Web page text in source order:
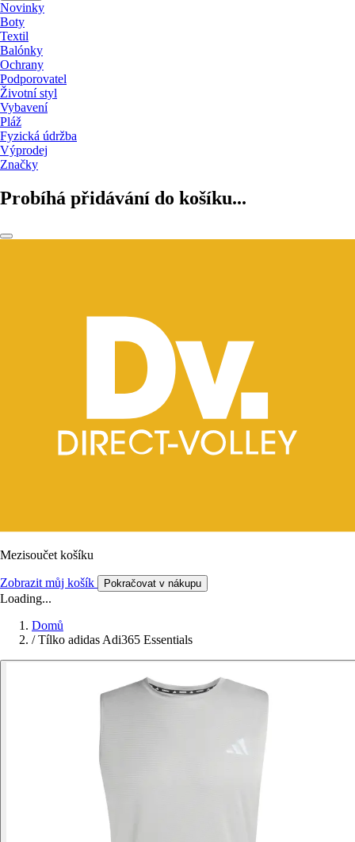
Novinky
Boty
Textil
Balónky
Ochrany
Podporovatel
Životní styl
Vybavení
Pláž
Fyzická údržba
Výprodej
Značky
Probíhá přidávání do košíku...
Mezisoučet košíku
Zobrazit můj košík Pokračovat v nákupu
Loading...
Domů
/ Tílko adidas Adi365 Essentials